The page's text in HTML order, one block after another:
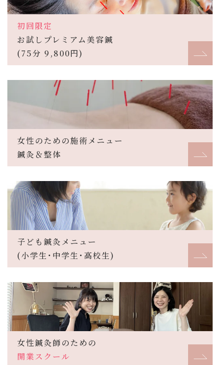
初回限定
お試しプレミアム美容鍼
(75分 9,800円)
女性のための施術メニュー
鍼灸＆整体
子ども鍼灸メニュー
(小学生･中学生･高校生)
女性鍼灸師のための
開業スクール